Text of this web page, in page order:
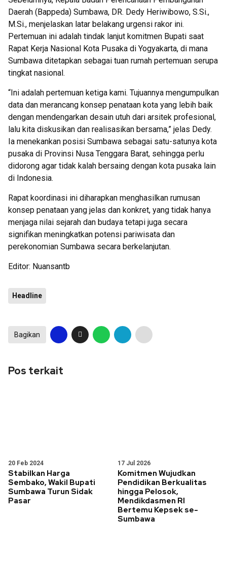
Daerah (Bappeda) Sumbawa, DR. Dedy Heriwibowo, S.Si.,
M.Si., menjelaskan latar belakang urgensi rakor ini.
Pertemuan ini adalah tindak lanjut komitmen Bupati saat
Rapat Kerja Nasional Kota Pusaka di Yogyakarta, di mana
Sumbawa ditetapkan sebagai tuan rumah pertemuan serupa
tingkat nasional.
“Ini adalah pertemuan ketiga kami. Tujuannya mengumpulkan
data dan merancang konsep penataan kota yang lebih baik
dengan mendengarkan desain utuh dari arsitek profesional,
lalu kita diskusikan dan realisasikan bersama,” jelas Dedy.
Ia menekankan posisi Sumbawa sebagai satu-satunya kota
pusaka di Provinsi Nusa Tenggara Barat, sehingga perlu
didorong agar tidak kalah bersaing dengan kota pusaka lain
di Indonesia.
Rapat koordinasi ini diharapkan menghasilkan rumusan
konsep penataan yang jelas dan konkret, yang tidak hanya
menjaga nilai sejarah dan budaya tetapi juga secara
signifikan meningkatkan potensi pariwisata dan
perekonomian Sumbawa secara berkelanjutan.
Editor: Nuansantb
Headline
Bagikan
Pos terkait
20 Feb 2024
Stabilkan Harga
Sembako, Wakil Bupati
Sumbawa Turun Sidak
Pasar
17 Jul 2026
Komitmen Wujudkan
Pendidikan Berkualitas
hingga Pelosok,
Mendikdasmen RI
Bertemu Kepsek se-
Sumbawa